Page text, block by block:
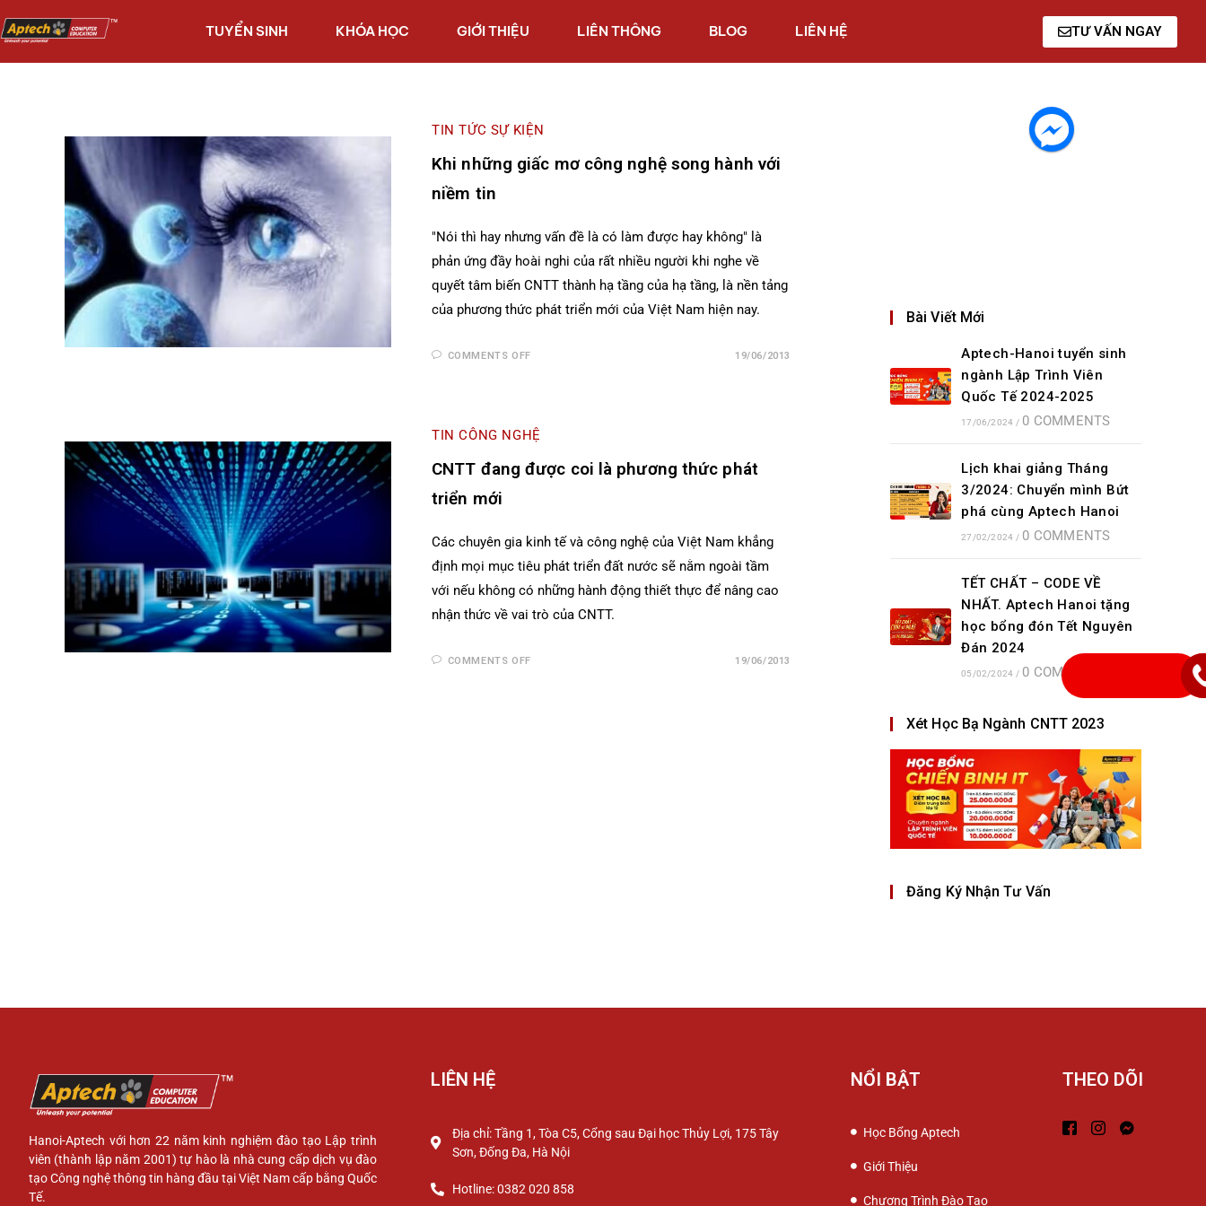
TUYỂN SINH KHÓA HỌC GIỚI THIỆU LIÊN THÔNG BLOG LIÊN HỆ TƯ VẤN NGAY
TIN TỨC SỰ KIỆN
Khi những giấc mơ công nghệ song hành với
niềm tin
"Nói thì hay nhưng vấn đề là có làm được hay không" là
phản ứng đầy hoài nghi của rất nhiều người khi nghe về
quyết tâm biến CNTT thành hạ tầng của hạ tầng, là nền tảng
của phương thức phát triển mới của Việt Nam hiện nay.
COMMENTS OFF 19/06/2013
TIN CÔNG NGHỆ
CNTT đang được coi là phương thức phát
triển mới
Các chuyên gia kinh tế và công nghệ của Việt Nam khẳng
định mọi mục tiêu phát triển đất nước sẽ nằm ngoài tầm
với nếu không có những hành động thiết thực để nâng cao
nhận thức về vai trò của CNTT.
COMMENTS OFF 19/06/2013
Bài Viết Mới
Aptech-Hanoi tuyển sinh
ngành Lập Trình Viên
Quốc Tế 2024-2025
17/06/2024 / 0 COMMENTS
Lịch khai giảng Tháng
3/2024: Chuyển mình Bứt
phá cùng Aptech Hanoi
27/02/2024 / 0 COMMENTS
TẾT CHẤT – CODE VỀ
NHẤT. Aptech Hanoi tặng
học bổng đón Tết Nguyên
Đán 2024
05/02/2024 / 0 COMMENTS
Xét Học Bạ Ngành CNTT 2023
Đăng Ký Nhận Tư Vấn
Hanoi-Aptech với hơn 22 năm kinh nghiệm đào tạo Lập trình
viên (thành lập năm 2001) tự hào là nhà cung cấp dịch vụ đào
tạo Công nghệ thông tin hàng đầu tại Việt Nam cấp bằng Quốc
Tế.
LIÊN HỆ
Địa chỉ: Tầng 1, Tòa C5, Cổng sau Đại học Thủy Lợi, 175 Tây
Sơn, Đống Đa, Hà Nội
Hotline: 0382 020 858
NỔI BẬT
Học Bổng Aptech
Giới Thiệu
Chương Trình Đào Tạo
THEO DÕI